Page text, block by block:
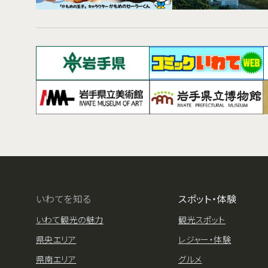
いわてを知る
いわて観光の魅力
県央エリア
県南エリア
スポット・体験
観光スポット
レジャー・体験
グルメ